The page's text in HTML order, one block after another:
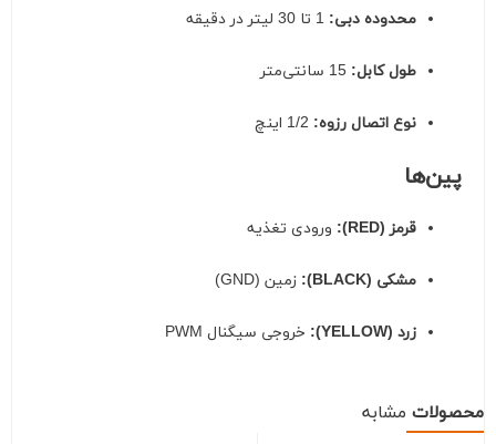
محدوده دبی:
طول کابل: 15 سانتی‌متر
نوع اتصال رزوه:
پین‌ها
قرمز (RED): ورودی تغذیه
مشکی (BLACK): زمین (GND)
زرد (YELLOW): خروجی سیگنال PWM
محصولات مشابه